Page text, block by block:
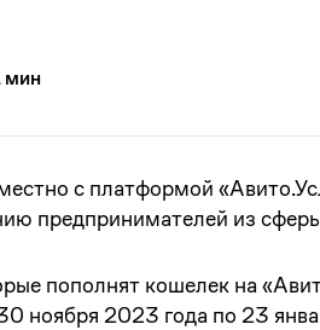
мин
с платформой
предпринимателей из
пополнят кошелек на
ноября 2023 года по 23